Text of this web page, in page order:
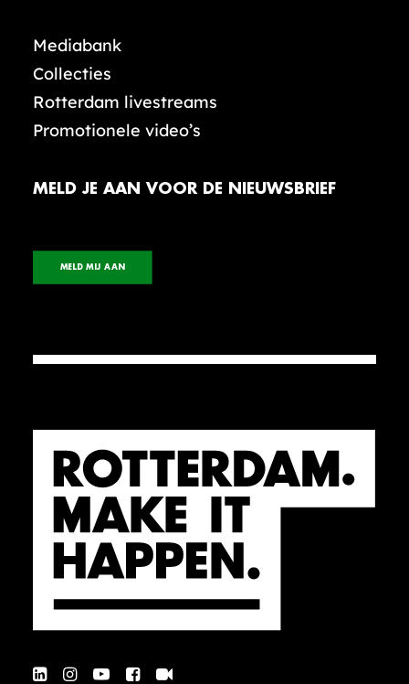
Mediabank
Collecties
Rotterdam livestreams
Promotionele video’s
MELD JE AAN VOOR DE NIEUWSBRIEF
MELD MIJ AAN